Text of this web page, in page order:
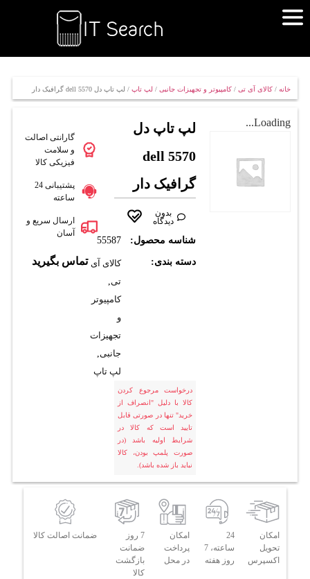
خانه/ کالای آی تی/ کامپیوتر و تجهیزات جانبی/ لپ تاپ/ لپ تاپ دل dell 5570 گرافیک دار
Loading...
لپ تاپ دل
dell 5570
گرافیک دار
بدون
دیدگاه
شناسه محصول: 55587
دسته بندی:
کالای آی
تی,
کامپیوتر
و
تجهیزات
جانبی,
لپ تاپ
درخواست مرجوع کردن
کالا با دلیل "انصراف از
خرید" تنها در صورتی قابل
تایید است که کالا در
شرایط اولیه باشد (در
صورت پلمپ بودن، کالا
نباید باز شده باشد).
گارانتی اصالت
و سلامت
فیزیکی کالا
پشتیبانی 24
ساعته
ارسال سریع و
آسان
تماس بگیرید
امکان
تحویل
اکسپرس
24
ساعته، 7
روز هفته
امکان
پرداخت
در محل
7 روز
ضمانت
بازگشت
کالا
ضمانت اصالت کالا